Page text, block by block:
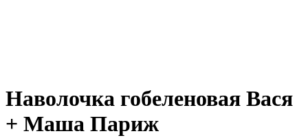
Наволочка гобеленовая Вася
+ Маша Париж